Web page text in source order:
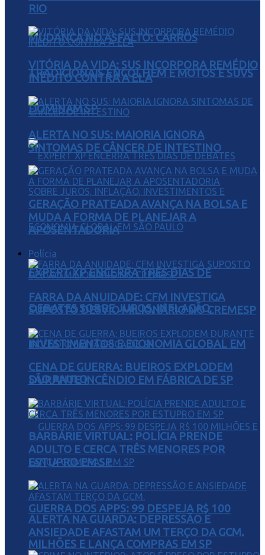
MUDANÇA NO ASFALTO: CARROS
TRADICIONAIS ENCOLHEM E MOTOS E SUVS
DOMINAM SP
EXPERT XP ENCERRA TRÊS DIAS DE
DEBATES SOBRE JUROS, INFLAÇÃO,
INVESTIMENTOS E ECONOMIA GLOBAL EM
SÃO PAULO
GUERRA DOS APPS: 99 DESPEJA R$ 100
MILHÕES E LANÇA COMPRAS EM SP
RIO
VITÓRIA DA VIDA: SUS INCORPORA REMÉDIO
INÉDITO CONTRA A ELA
ALERTA NO SUS: MAIORIA IGNORA
SINTOMAS DE CÂNCER DE INTESTINO
GERAÇÃO PRATEADA AVANÇA NA BOLSA E
MUDA A FORMA DE PLANEJAR A
APOSENTADORIA
Polícia
FARRA DA ANUIDADE: CFM INVESTIGA
SUPOSTO DESVIO MILIONÁRIO NO CREMESP
CENA DE GUERRA: BUEIROS EXPLODEM
DURANTE INCÊNDIO EM FÁBRICA DE SP
BARBÁRIE VIRTUAL: POLÍCIA PRENDE
ADULTO E CERCA TRÊS MENORES POR
ESTUPRO EM SP
ALERTA NA GUARDA: DEPRESSÃO E
ANSIEDADE AFASTAM UM TERÇO DA GCM.